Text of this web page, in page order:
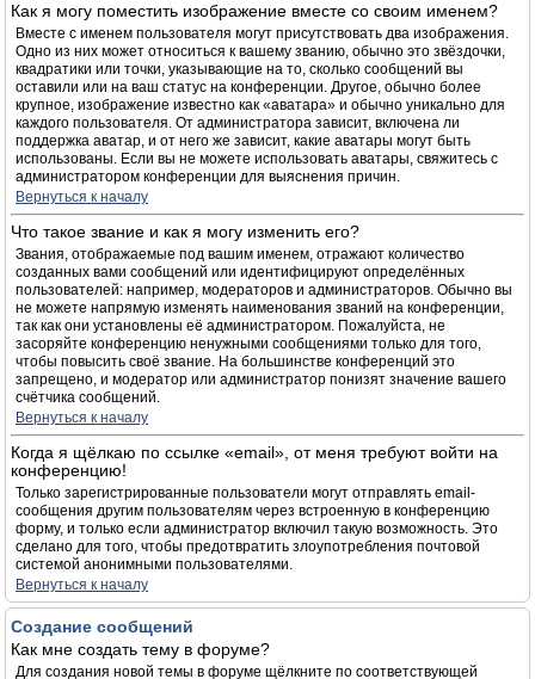
Как я могу поместить изображение вместе со своим именем?
Вместе с именем пользователя могут присутствовать два изображения.
Одно из них может относиться к вашему званию, обычно это звёздочки,
квадратики или точки, указывающие на то, сколько сообщений вы
оставили или на ваш статус на конференции. Другое, обычно более
крупное, изображение известно как «аватара» и обычно уникально для
каждого пользователя. От администратора зависит, включена ли
поддержка аватар, и от него же зависит, какие аватары могут быть
использованы. Если вы не можете использовать аватары, свяжитесь с
администратором конференции для выяснения причин.
Вернуться к началу
Что такое звание и как я могу изменить его?
Звания, отображаемые под вашим именем, отражают количество
созданных вами сообщений или идентифицируют определённых
пользователей: например, модераторов и администраторов. Обычно вы
не можете напрямую изменять наименования званий на конференции,
так как они установлены её администратором. Пожалуйста, не
засоряйте конференцию ненужными сообщениями только для того,
чтобы повысить своё звание. На большинстве конференций это
запрещено, и модератор или администратор понизят значение вашего
счётчика сообщений.
Вернуться к началу
Когда я щёлкаю по ссылке «email», от меня требуют войти на
конференцию!
Только зарегистрированные пользователи могут отправлять email-
сообщения другим пользователям через встроенную в конференцию
форму, и только если администратор включил такую возможность. Это
сделано для того, чтобы предотвратить злоупотребления почтовой
системой анонимными пользователями.
Вернуться к началу
Создание сообщений
Как мне создать тему в форуме?
Для создания новой темы в форуме щёлкните по соответствующей